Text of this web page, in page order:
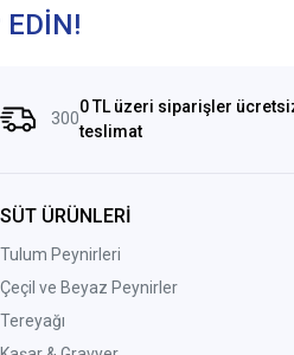
EDİN!
300
0 TL üzeri siparişler
teslimat
SÜT ÜRÜNLERİ
Tulum Peynirleri
Çeçil ve Beyaz Peynirler
Tereyağı